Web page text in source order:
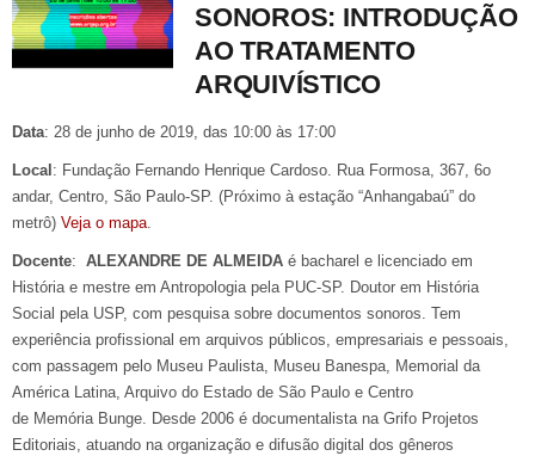
SONOROS: INTRODUÇÃO
AO TRATAMENTO
ARQUIVÍSTICO
Data: 28 de junho de 2019, das 10:00 às 17:00
Local: Fundação Fernando Henrique Cardoso. Rua Formosa, 367, 6o
andar, Centro, São Paulo-SP. (Próximo à estação “Anhangabaú” do
metrô) Veja o mapa
Docente: ALEXANDRE DE ALMEIDA é bacharel e licenciado em
História e mestre em Antropologia pela PUC-SP. Doutor em História
Social pela USP, com pesquisa sobre documentos sonoros. Tem
experiência profissional em arquivos públicos, empresariais e pessoais,
com passagem pelo Museu Paulista, Museu Banespa, Memorial da
América Latina, Arquivo do Estado de São Paulo e Centro
de Memória Bunge. Desde 2006 é documentalista na Grifo Projetos
Editoriais, atuando na organização e difusão digital dos gêneros